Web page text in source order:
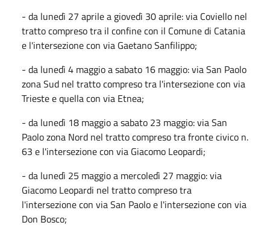
- da lunedì 27 aprile a giovedì 30 aprile: via Coviello nel
tratto compreso tra il confine con il Comune di Catania
e l'intersezione con via Gaetano Sanfilippo;
- da lunedì 4 maggio a sabato 16 maggio: via San Paolo
zona Sud nel tratto compreso tra l'intersezione con via
Trieste e quella con via Etnea;
- da lunedì 18 maggio a sabato 23 maggio: via San
Paolo zona Nord nel tratto compreso tra fronte civico n.
63 e l'intersezione con via Giacomo Leopardi;
- da lunedì 25 maggio a mercoledì 27 maggio: via
Giacomo Leopardi nel tratto compreso tra
l'intersezione con via San Paolo e l'intersezione con via
Don Bosco;